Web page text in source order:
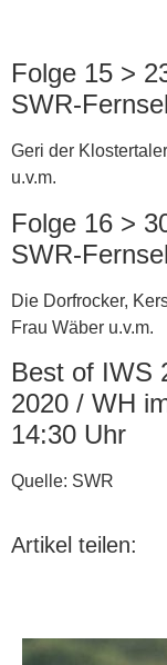
Folge 15 >
SWR-
Geri der
u.v.m.
Folge 16 >
SWR-
Die Dorfrocker,
Frau Wäber u.v.m.
Best of IWS
2020 / WH
14:30 Uhr
Quelle: SWR
Artikel teilen: